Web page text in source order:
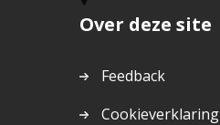
Over deze site
Feedback
Cookieverklaring